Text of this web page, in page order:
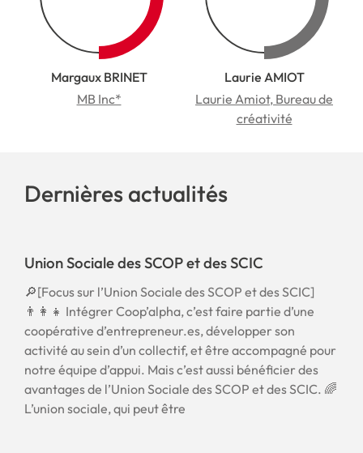
Margaux BRINET
MB Inc*
Laurie AMIOT
Laurie Amiot, Bureau de
créativité
Dernières actualités
Union Sociale des SCOP et des SCIC
🔎[Focus sur l’Union Sociale des SCOP et des SCIC]
👨‍👩‍👧 Intégrer Coop’alpha, c’est faire partie d’une
coopérative d’entrepreneur.es, développer son
activité au sein d’un collectif, et être accompagné pour
notre équipe d’appui. Mais c’est aussi bénéficier des
avantages de l’Union Sociale des SCOP et des SCIC. 🌈
L’union sociale, qui peut être